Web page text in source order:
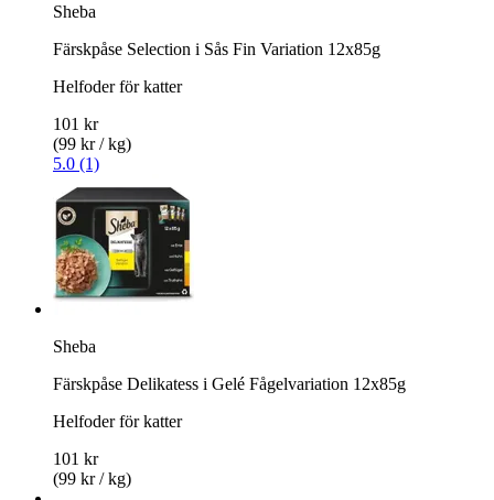
Sheba
Färskpåse Selection i Sås Fin Variation 12x85g
Helfoder för katter
101 kr
(99 kr / kg)
5.0 (1)
Sheba
Färskpåse Delikatess i Gelé Fågelvariation 12x85g
Helfoder för katter
101 kr
(99 kr / kg)